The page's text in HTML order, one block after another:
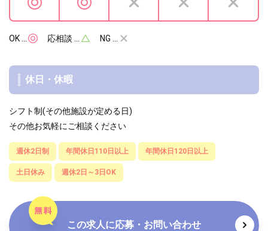
OK … 応相談 … NG …
休日・休暇
シフト制(その他施設が定める日)
その他お気軽にご相談ください
週休2日制 年間休日110日以上 年間休日120日以上
土日休み 週休2日～3日OK
この求人に応募・お問い合わせ